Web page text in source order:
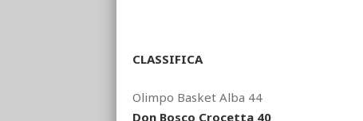
CLASSIFICA
Olimpo Basket Alba 44
Don Bosco Crocetta 40